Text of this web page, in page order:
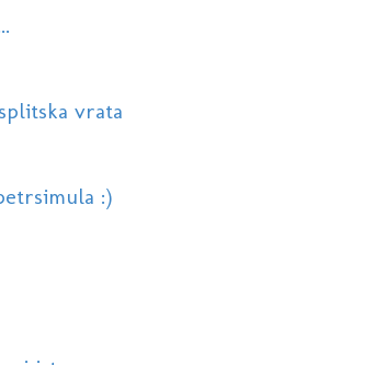
vrata
:)